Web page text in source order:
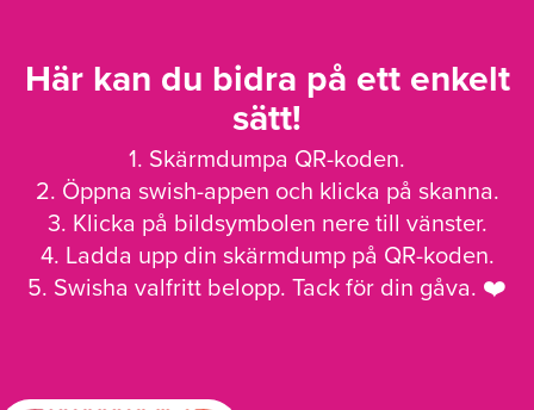
Här kan du bidra på ett enkelt
sätt!
1. Skärmdumpa QR-koden.
2. Öppna swish-appen och klicka på skanna.
3. Klicka på bildsymbolen nere till vänster.
4. Ladda upp din skärmdump på QR-koden.
5. Swisha valfritt belopp. Tack för din gåva. ❤️